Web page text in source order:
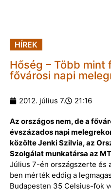
HÍREK
Hőség – Több mint
fővárosi napi
2012. július 7. 21:16
Az országos nem, de a
évszázados napi
közölte Jenki Szilvia, az
Szolgálat munkatársa az
Július 7-én országszerte és
ben mérték eddig a
Budapesten 35 Celsius-fok